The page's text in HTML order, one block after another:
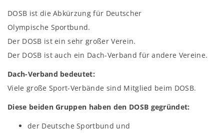
DOSB ist die Abkürzung für Deutscher
Olympische Sportbund.
Der DOSB ist ein sehr großer Verein.
Der DOSB ist auch ein Dach-Verband für andere Vereine.
Dach-Verband bedeutet:
Viele große Sport-Verbände sind Mitglied beim DOSB.
Diese beiden Gruppen haben den DOSB gegründet:
der Deutsche Sportbund und